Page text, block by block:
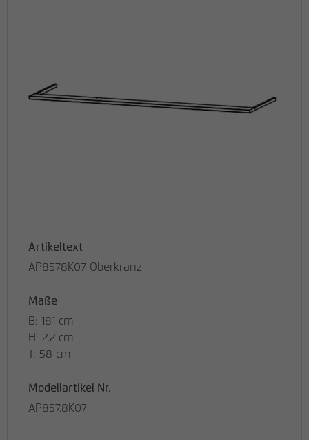
Artikeltext
AP8578K07 Oberkranz
Maße
B: 181 cm
H: 2.2 cm
T: 58 cm
Modellartikel Nr.
AP857.8K07